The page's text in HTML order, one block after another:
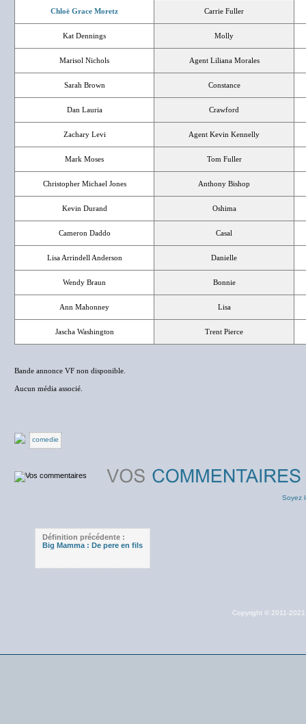
Chloë Grace Moretz Carrie Fuller
Kat Dennings Molly
Marisol Nichols Agent Liliana Morales
Sarah Brown Constance
Dan Lauria Crawford
Zachary Levi Agent Kevin Kennelly
Mark Moses Tom Fuller
Christopher Michael Jones Anthony Bishop
Kevin Durand Oshima
Cameron Daddo Casal
Lisa Arrindell Anderson Danielle
Wendy Braun Bonnie
Ann Mahonney Lisa
Jascha Washington Trent Pierce
Bande annonce VF non disponible.
Aucun média associé.
comedie
Soyez
Définition précédente :
Big Mamma : De pere en fils
Copyright © 2011-